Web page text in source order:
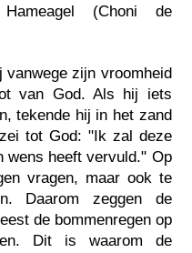
(Choni de
vanwege zijn vroomheid
van God. Als hij iets
tekende hij in het zand
tot God: "Ik zal deze
wens heeft vervuld." Op
vragen, maar ook te
Daarom zeggen de
de bommenregen op
Dit is waarom de